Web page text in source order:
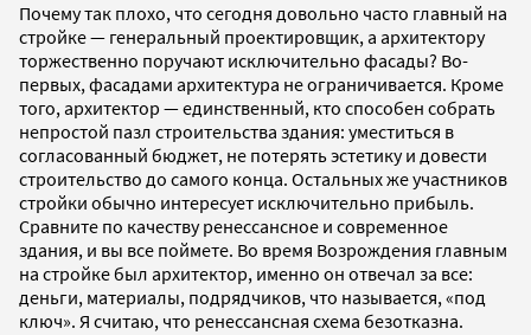
Почему так плохо, что сегодня довольно часто главный на
стройке — генеральный проектировщик, а архитектору
торжественно поручают исключительно фасады? Во-
первых, фасадами архитектура не ограничивается. Кроме
того, архитектор — единственный, кто способен собрать
непростой пазл строительства здания: уместиться в
согласованный бюджет, не потерять эстетику и довести
строительство до самого конца. Остальных же участников
стройки обычно интересует исключительно прибыль.
Сравните по качеству ренессансное и современное
здания, и вы все поймете. Во время Возрождения главным
на стройке был архитектор, именно он отвечал за все:
деньги, материалы, подрядчиков, что называется, «под
ключ». Я считаю, что ренессансная схема безотказна.